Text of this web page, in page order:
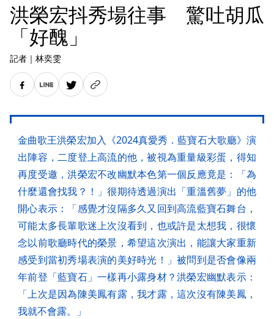
洪榮宏抖秀場往事 驚吐胡瓜
「好醜」
記者 ｜ 林奕雯
金曲歌王洪榮宏加入《2024真愛秀．藍寶石大歌廳》演
出陣容，二度登上高流的他，被視為重量級彩蛋，得知
再度受邀，洪榮宏不改幽默本色第一個反應竟是：「為
什麼還會找我？！」很期待透過演出「重溫舊夢」的他
開心表示：「感覺才沒隔多久又回到高流藍寶石舞台，
可能太多長輩歌迷上次沒看到，也或許是太想我，很懷
念以前歌廳時代的榮景，希望這次演出，能讓大家重新
感受到當初秀場表演的美好時光！」被問到是否會像兩
年前登「藍寶石」一樣再小露身材？洪榮宏幽默表示：
「上次是因為陳美鳳有露，我才露，這次沒有陳美鳳，
我就不會露。」